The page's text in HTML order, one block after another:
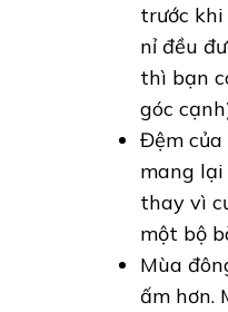
trước khi
nỉ đều
thì bạn
góc
Đệm của
mang
thay vì
một bộ
Mùa
ấm hơn.